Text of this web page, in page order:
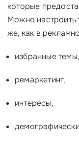
которые
Можно настроить
же, как в
избранные темы,
ремаркетинг,
интересы,